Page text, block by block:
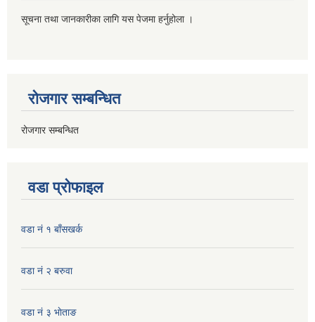
सूचना तथा जानकारीका लागि यस पेजमा हर्नुहोला ।
रोजगार सम्बन्धित
रोजगार सम्बन्धित
वडा प्रोफाइल
वडा नं १ बाँसखर्क
वडा नं २ बरुवा
वडा नं ३ भाेताङ